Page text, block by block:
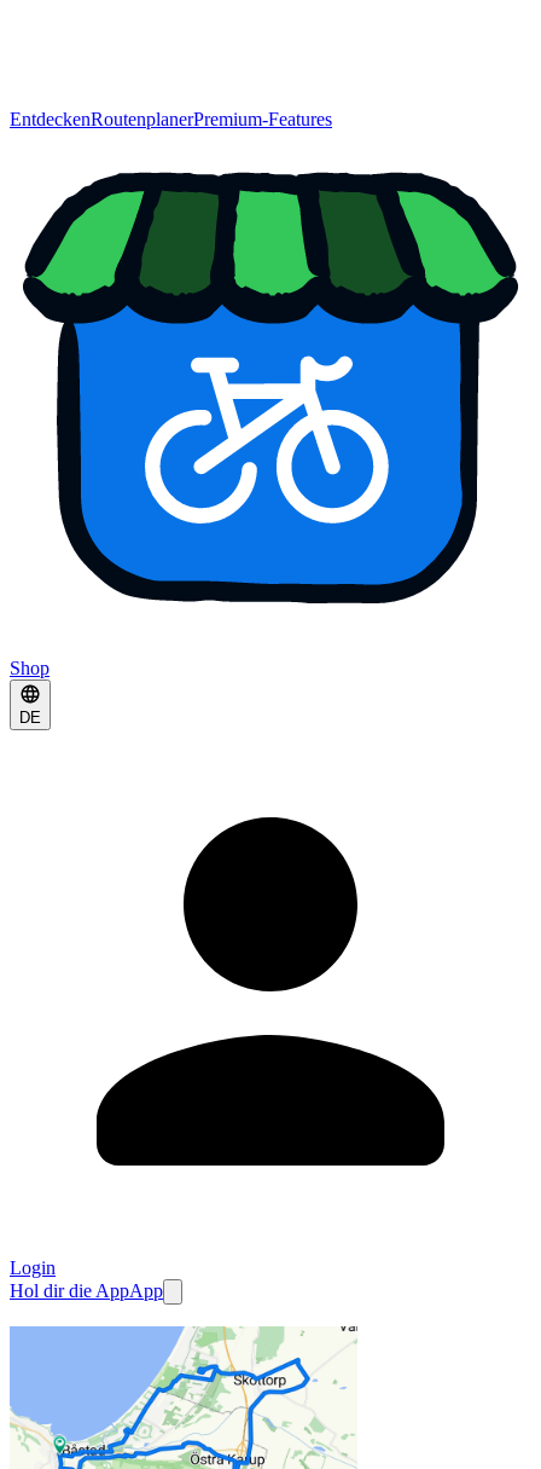
EntdeckenRoutenplanerPremium-Features
Shop
DE
Login
Hol dir die AppApp